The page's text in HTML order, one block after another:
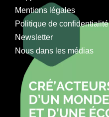
Mentions légales
Politique de confidentialité
Newsletter
Nous dans les médias